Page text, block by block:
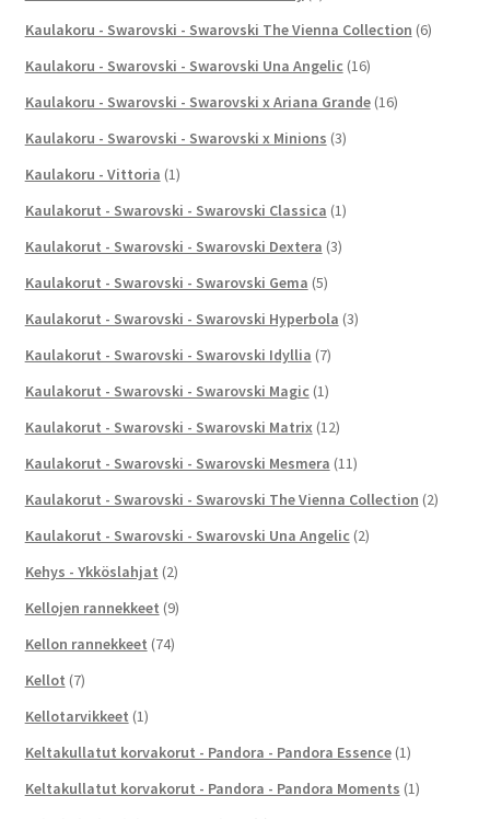
Kaulakoru - Swarovski - Swarovski The Vienna Collection (6)
Kaulakoru - Swarovski - Swarovski Una Angelic (16)
Kaulakoru - Swarovski - Swarovski x Ariana Grande (16)
Kaulakoru - Swarovski - Swarovski x Minions (3)
Kaulakoru - Vittoria (1)
Kaulakorut - Swarovski - Swarovski Classica (1)
Kaulakorut - Swarovski - Swarovski Dextera (3)
Kaulakorut - Swarovski - Swarovski Gema (5)
Kaulakorut - Swarovski - Swarovski Hyperbola (3)
Kaulakorut - Swarovski - Swarovski Idyllia (7)
Kaulakorut - Swarovski - Swarovski Magic (1)
Kaulakorut - Swarovski - Swarovski Matrix (12)
Kaulakorut - Swarovski - Swarovski Mesmera (11)
Kaulakorut - Swarovski - Swarovski The Vienna Collection (2)
Kaulakorut - Swarovski - Swarovski Una Angelic (2)
Kehys - Ykköslahjat (2)
Kellojen rannekkeet (9)
Kellon rannekkeet (74)
Kellot (7)
Kellotarvikkeet (1)
Keltakullatut korvakorut - Pandora - Pandora Essence (1)
Keltakullatut korvakorut - Pandora - Pandora Moments (1)